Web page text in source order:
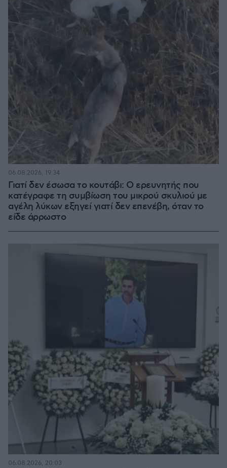
Γιατί δεν έσωσα το κουτάβι: Ο ερευνητής που
κατέγραφε τη συμβίωση του μικρού σκυλιού με
αγέλη λύκων εξηγεί γιατί δεν επενέβη, όταν το
είδε άρρωστο
06.08.2026, 19:34
06.08.2026, 20:03